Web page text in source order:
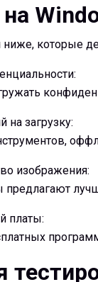
ниже, которые
на загрузку:
изображения:
платы: